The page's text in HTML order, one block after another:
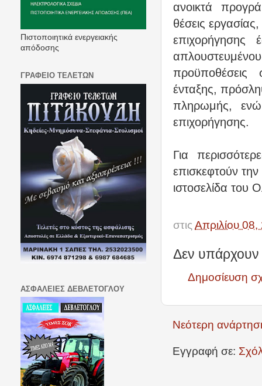
ανοικτά
θέσεις
προϋποθέσεις
ένταξης,
πληρωμής,
επιχορήγησης.
Για
επισκεφτούν την
ιστοσελίδα του
στις Απριλίου
Δεν υπάρχουν
Δημοσίευση
Νεότερη
Εγγραφή σε:
Πιστοποιητικά ενεργειακής
απόδοσης
ΓΡΑΦΕΙΟ ΤΕΛΕΤΩΝ
ΑΣΦΑΛΕΙΕΣ ΔΕΒΛΕΤΟΓΛΟΥ